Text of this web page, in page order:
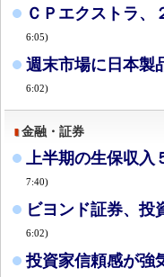
ＣＰエクストラ、
6:05)
週末市場に日本製
6:02)
金融・証券
上半期の生保収
7:40)
ビヨンド証券、投
6:02)
投資家信頼感が強